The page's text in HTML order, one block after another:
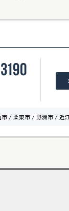
/ 栗東市 / 野洲市 / 近